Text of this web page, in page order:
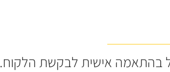
בהתאמה אישית לבקשת הלקוח.